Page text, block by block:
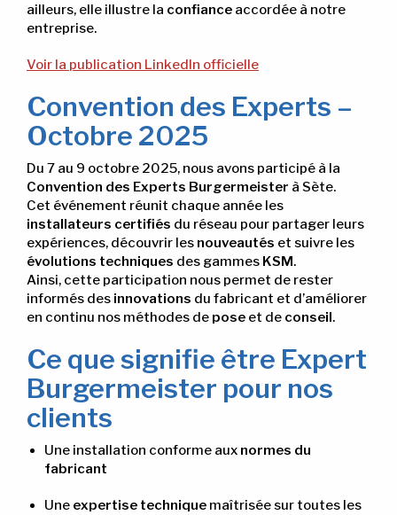
ailleurs, elle illustre la confiance accordée à notre
entreprise.
Voir la publication LinkedIn officielle
Convention des Experts –
Octobre 2025
Du 7 au 9 octobre 2025, nous avons participé à la
Convention des Experts Burgermeister à Sète.
Cet événement réunit chaque année les
installateurs certifiés du réseau pour partager leurs
expériences, découvrir les nouveautés et suivre les
évolutions techniques des gammes KSM.
Ainsi, cette participation nous permet de rester
informés des innovations du fabricant et d’améliorer
en continu nos méthodes de pose et de conseil.
Ce que signifie être Expert
Burgermeister pour nos
clients
Une installation conforme aux normes du
fabricant
Une expertise technique maîtrisée sur toutes les